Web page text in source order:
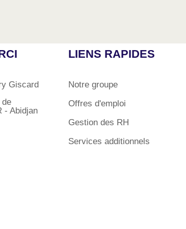
Giscard
de
- Abidjan
LIENS RAPIDES
Notre groupe
Offres d'emploi
Gestion des RH
Services additionnels